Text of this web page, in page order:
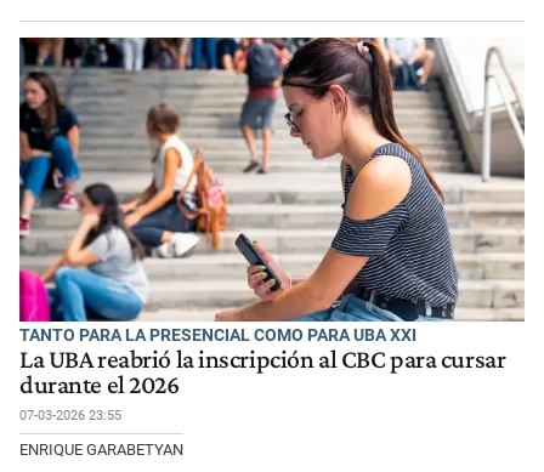
TANTO PARA LA PRESENCIAL COMO PARA UBA XXI
La UBA reabrió la inscripción al CBC para cursar
durante el 2026
07-03-2026 23:55
ENRIQUE GARABETYAN